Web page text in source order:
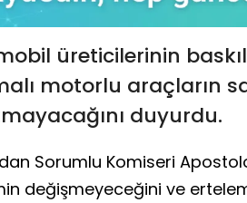
üreticilerinin
motorlu araçların
duyurdu.
Sorumlu Komiseri
değişmeyeceğini ve